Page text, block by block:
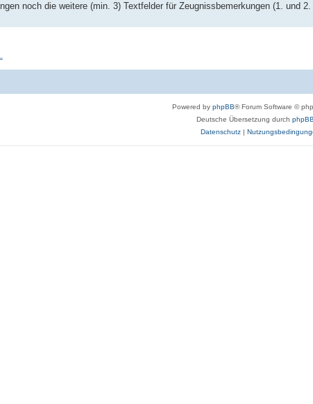
noch die weitere (min. 3) Textfelder für Zeugnissbemerkungen (1. und
Powered by phpBB® Forum Software ©
Deutsche Übersetzung durch
Datenschutz|